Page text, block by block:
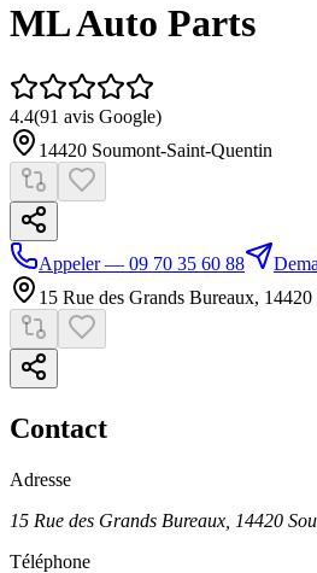
ML Auto Parts
4.4(91 avis Google)
14420 Soumont-Saint-Quentin
Appeler — 09 70 35 60 88
15 Rue des Grands Bureaux,
Contact
Adresse
15 Rue des Grands Bureaux, 14420
Téléphone